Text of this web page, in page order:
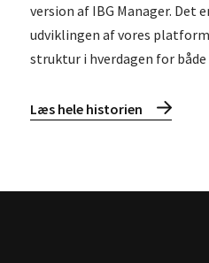
version af IBG Manager. Det
udviklingen af vores
struktur i hverdagen for
Læs hele historien